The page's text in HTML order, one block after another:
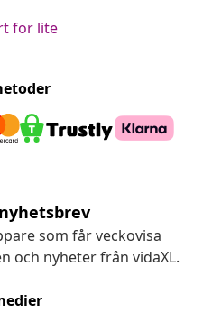
for lite
som får veckovisa
och nyheter från vidaXL.